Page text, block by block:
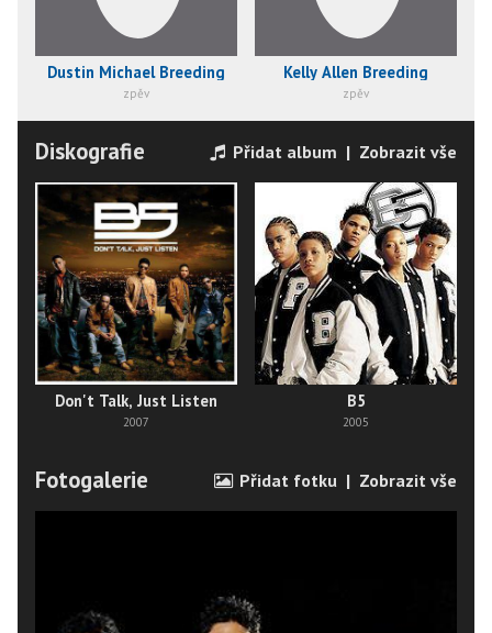
Dustin Michael Breeding
zpěv
Kelly Allen Breeding
zpěv
Diskografie Přidat album | Zobrazit vše
Don't Talk, Just Listen
2007
B5
2005
Fotogalerie Přidat fotku | Zobrazit vše